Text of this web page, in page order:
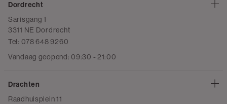
Dordrecht
Sarisgang 1
3311 NE Dordrecht
Tel: 078 648 9260
Vandaag geopend: 09:30 - 21:00
Drachten
Raadhuisplein 11